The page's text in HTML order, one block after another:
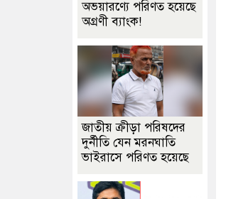
অভয়ারণ্যে পরিণত হয়েছে
অগ্রণী ব্যাংক!
জাতীয় ক্রীড়া পরিষদের
দুর্নীতি যেন মরনঘাতি
ভাইরাসে পরিণত হয়েছে